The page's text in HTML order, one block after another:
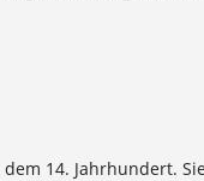
14. Jahrhundert.